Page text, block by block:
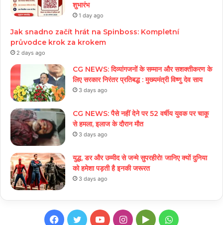
शुभारंभ
1 day ago
Jak snadno začít hrát na Spinboss: Kompletní
průvodce krok za krokem
2 days ago
CG NEWS: दिव्यांगजनों के सम्मान और सशक्तीकरण के
लिए सरकार निरंतर प्रतिबद्ध : मुख्यमंत्री विष्णु देव साय
3 days ago
CG NEWS: पैसे नहीं देने पर 52 वर्षीय युवक पर चाकू
से हमला, इलाज के दौरान मौत
3 days ago
युद्ध, डर और उम्मीद से जन्मे सुपरहीरो! जानिए क्यों दुनिया
को हमेशा पड़ती है इनकी जरूरत
3 days ago
Facebook
TwitterYouTubeInstagram
GoogleWhatsApp